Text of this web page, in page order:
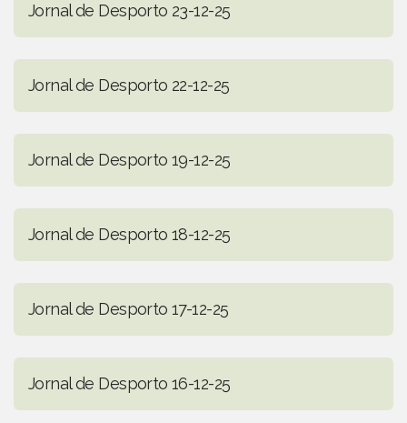
Jornal de Desporto 23-12-25
Jornal de Desporto 22-12-25
Jornal de Desporto 19-12-25
Jornal de Desporto 18-12-25
Jornal de Desporto 17-12-25
Jornal de Desporto 16-12-25